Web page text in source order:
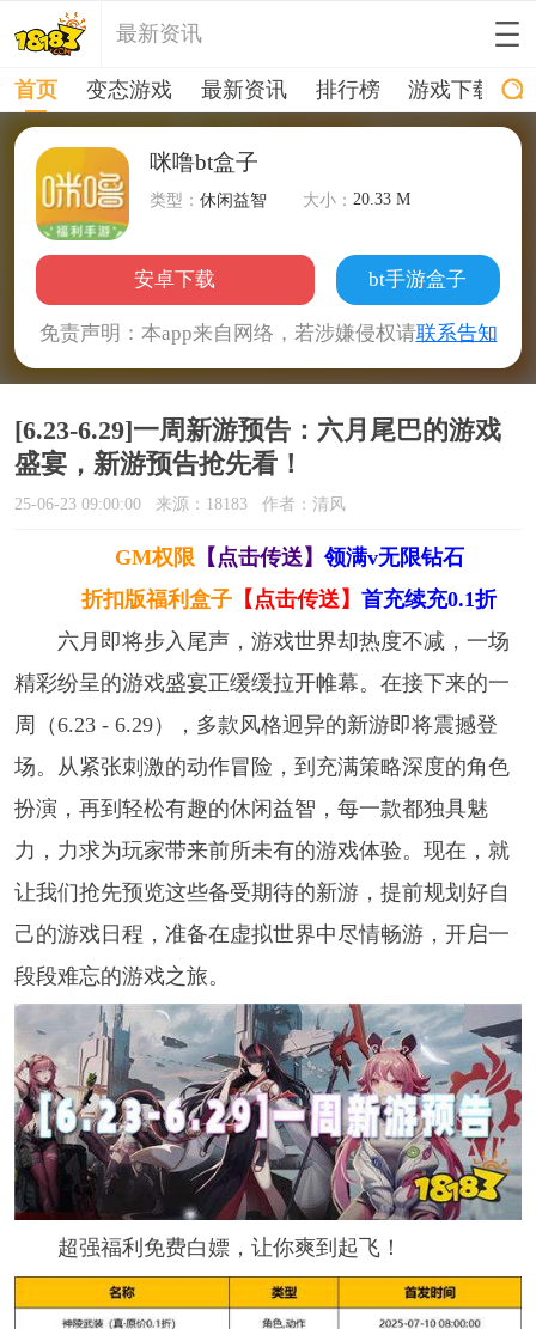
最新资讯
首页 变态游戏 最新资讯 排行榜 游戏下载
咪噜bt盒子
类型：休闲益智 大小：20.33 M
安卓下载 bt手游盒子
免责声明：本app来自网络，若涉嫌侵权请联系告知
[6.23-6.29]一周新游预告：六月尾巴的游戏
盛宴，新游预告抢先看！
25-06-23 09:00:00 来源：18183 作者：清风
GM权限 【点击传送】 领满v无限钻石
折扣版福利盒子 【点击传送】首充续充0.1折
六月即将步入尾声，游戏世界却热度不减，一场
精彩纷呈的游戏盛宴正缓缓拉开帷幕。在接下来的一
周（6.23 - 6.29），多款风格迥异的新游即将震撼登
场。从紧张刺激的动作冒险，到充满策略深度的角色
扮演，再到轻松有趣的休闲益智，每一款都独具魅
力，力求为玩家带来前所未有的游戏体验。现在，就
让我们抢先预览这些备受期待的新游，提前规划好自
己的游戏日程，准备在虚拟世界中尽情畅游，开启一
段段难忘的游戏之旅。
超强福利免费白嫖，让你爽到起飞！